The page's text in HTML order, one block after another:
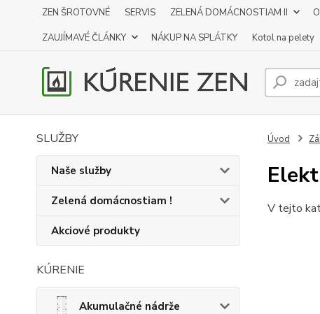
ZEN ŠROTOVNÉ SERVIS ZELENÁ DOMÁCNOSTIAM II
ZAUJÍMAVÉ ČLÁNKY
NÁKUP NA SPLÁTKY Kotol na pelety
SLUŽBY
Naše služby
Zelená domácnostiam !
Akciové produkty
KÚRENIE
Akumulačné nádrže
Úvod
V tejto